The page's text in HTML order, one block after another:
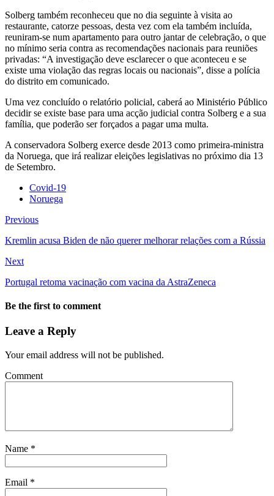
Solberg também reconheceu que no dia seguinte à visita ao
restaurante, catorze pessoas, desta vez com ela também incluída,
reuniram-se num apartamento para outro jantar de celebração, o que
no mínimo seria contra as recomendações nacionais para reuniões
privadas: “A investigação deve esclarecer o que aconteceu e se
existe uma violação das regras locais ou nacionais”, disse a polícia
do distrito em comunicado.
Uma vez concluído o relatório policial, caberá ao Ministério Público
decidir se existe base para uma acção judicial contra Solberg e a sua
família, que poderão ser forçados a pagar uma multa.
A conservadora Solberg exerce desde 2013 como primeira-ministra
da Noruega, que irá realizar eleições legislativas no próximo dia 13
de Setembro.
Covid-19
Noruega
Previous
Kremlin acusa Biden de não querer melhorar relações com a Rússia
Next
Portugal retoma vacinação com vacina da AstraZeneca
Be the first to comment
Leave a Reply
Your email address will not be published.
Comment
Name *
Email *